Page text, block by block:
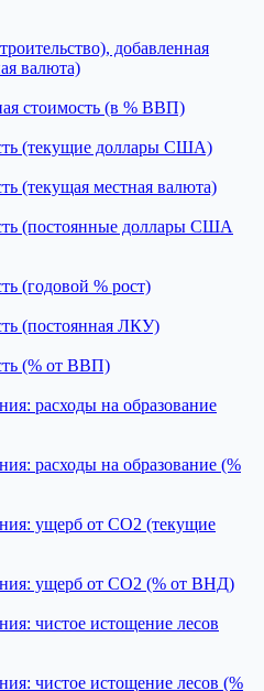
добавленная
валюта)
стоимость (в % ВВП)
(текущие доллары США)
(текущая местная валюта)
(постоянные доллары США
(годовой % рост)
(постоянная ЛКУ)
(% от ВВП)
расходы на образование
расходы на образование (%
ущерб от CO2 (текущие
ущерб от CO2 (% от ВНД)
чистое истощение лесов
чистое истощение лесов (%